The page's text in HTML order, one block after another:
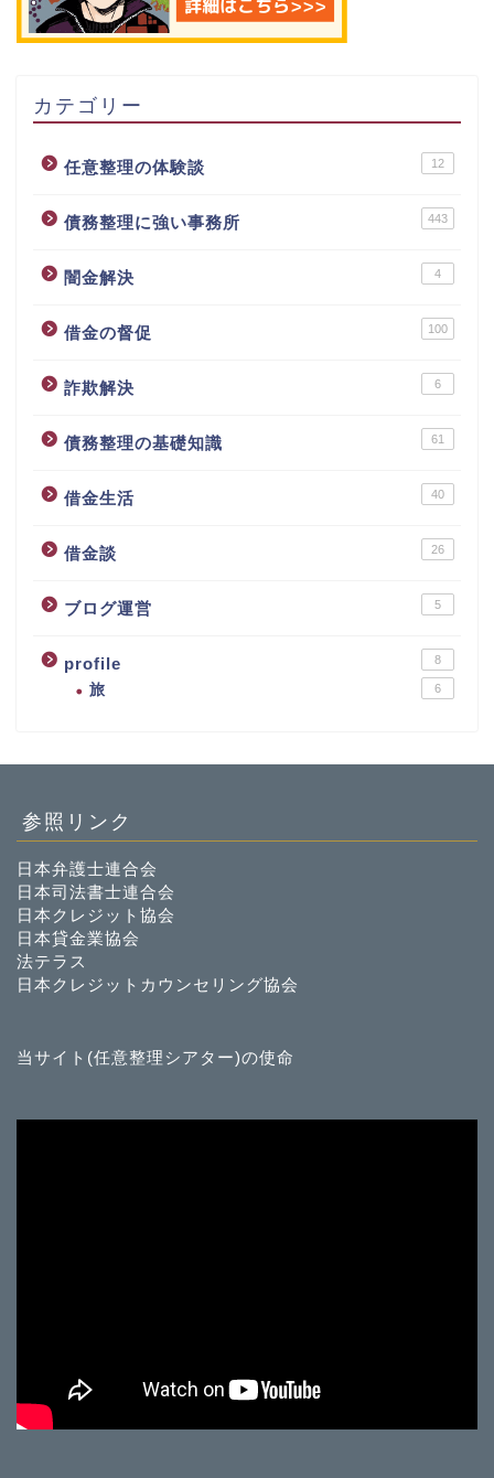
カテゴリー
任意整理の体験談 12
債務整理に強い事務所 443
闇金解決 4
借金の督促 100
詐欺解決 6
債務整理の基礎知識 61
借金生活 40
借金談 26
ブログ運営 5
profile 8
旅 6
参照リンク
日本弁護士連合会
日本司法書士連合会
日本クレジット協会
日本貸金業協会
法テラス
日本クレジットカウンセリング協会
当サイト(任意整理シアター)の使命